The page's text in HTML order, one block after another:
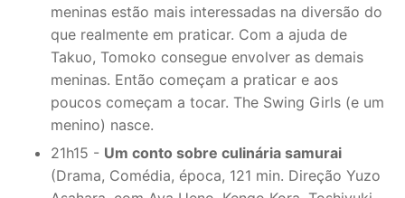
meninas estão mais interessadas na diversão do
que realmente em praticar. Com a ajuda de
Takuo, Tomoko consegue envolver as demais
meninas. Então começam a praticar e aos
poucos começam a tocar. The Swing Girls (e um
menino) nasce.
21h15 - Um conto sobre culinária samurai
(Drama, Comédia, época, 121 min. Direção Yuzo